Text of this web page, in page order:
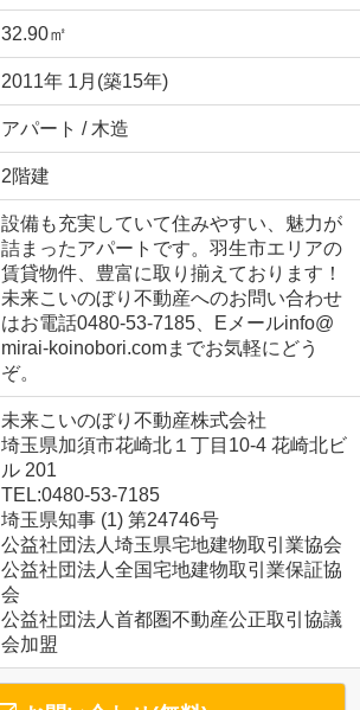
32.90㎡
2011年 1月(築15年)
アパート / 木造
2階建
設備も充実していて住みやすい、魅力が
詰まったアパートです。羽生市エリアの
賃貸物件、豊富に取り揃えております！
未来こいのぼり不動産へのお問い合わせ
はお電話0480-53-7185、Eメールinfo@
mirai-koinobori.comまでお気軽にどう
ぞ。
未来こいのぼり不動産株式会社
埼玉県加須市花崎北１丁目10-4 花崎北ビ
ル 201
TEL:0480-53-7185
埼玉県知事 (1) 第24746号
公益社団法人埼玉県宅地建物取引業協会
公益社団法人全国宅地建物取引業保証協
会
公益社団法人首都圏不動産公正取引協議
会加盟